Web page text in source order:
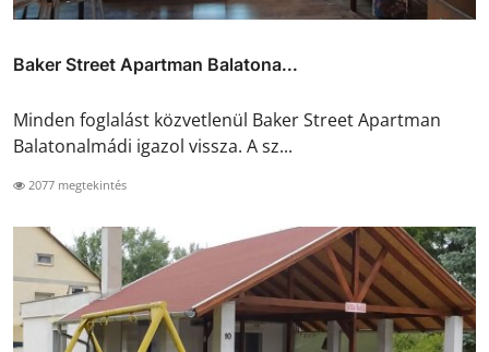
Baker Street Apartman Balatona...
Minden foglalást közvetlenül Baker Street Apartman
Balatonalmádi igazol vissza. A sz...
2077 megtekintés